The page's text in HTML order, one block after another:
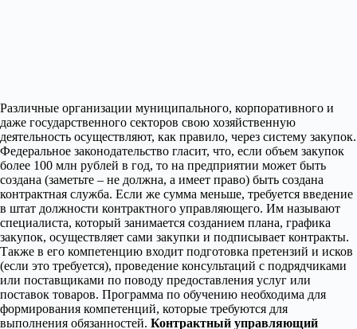
Различные организации муниципального, корпоративного и
даже государственного секторов свою хозяйственную
деятельность осуществляют, как правило, через систему закупок.
Федеральное законодательство гласит, что, если объем закупок
более 100 млн рублей в год, то на предприятии может быть
создана (заметьте – не должна, а имеет право) быть создана
контрактная служба. Если же сумма меньше, требуется введение
в штат должности контрактного управляющего. Им называют
специалиста, который занимается созданием плана, графика
закупок, осуществляет сами закупки и подписывает контракты.
Также в его компетенцию входит подготовка претензий и исков
(если это требуется), проведение консультаций с подрядчиками
или поставщиками по поводу предоставления услуг или
поставок товаров. Программа по обучению необходима для
формирования компетенций, которые требуются для
выполнения обязанностей. Контрактный управляющий